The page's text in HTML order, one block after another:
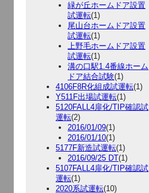
緑が丘ホームドア設置
試運転(1)
尾山台ホームドア設置
試運転(1)
上野毛ホームドア設置
試運転(1)
溝の口駅1.4番線ホーム
ドア結合試験(1)
4106F8R化組成試運転(1)
Y511F出場試運転(1)
5120FALL4扉化/TIP確認試
運転(2)
2016/01/09(1)
2016/01/10(1)
5177F新造試運転(1)
2016/09/25 DT(1)
5107FALL4扉化/TIP確認試
運転(1)
2020系試運転(10)